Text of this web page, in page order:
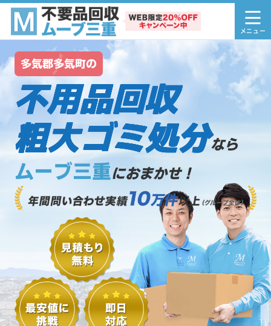
多気郡多気町の
不用品回収
粗大ゴミ処分なら
ムーブ三重におまかせ！